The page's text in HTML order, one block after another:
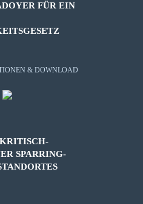
FÜR EIN
& DOWNLOAD
SPARRING-